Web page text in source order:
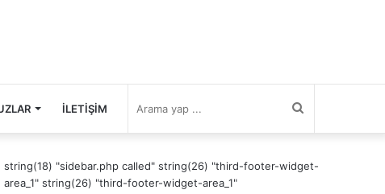
İLETIŞIM
string(18) "sidebar.php called" string(26) "third-footer-widget-
area_1" string(26) "third-footer-widget-area_1"